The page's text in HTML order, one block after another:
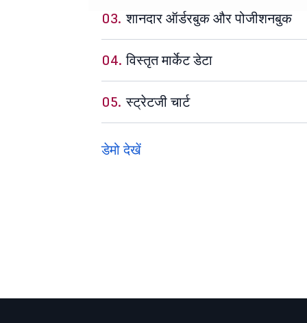
03. शानदार ऑर्डरबुक और पोजीशनबुक
04. विस्तृत मार्केट डेटा
05. स्ट्रेटजी चार्ट
डेमो देखें